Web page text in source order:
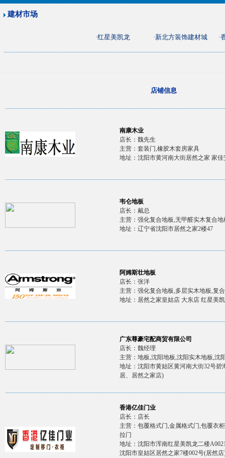
建材市场
·红星美凯龙 ·新北方装饰建材城 ·
店铺信息
南康木业
店长：魏先生
主营：套装门,橡胶木套房家具
地址：沈阳市黄河南大街居然之家 家佳
韦仑地板
店长：戴总
主营：强化复合地板,无甲醛实木复合
地址：辽宁省沈阳市居然之家2楼47
阿姆斯壮地板
店长：张洋
主营：强化复合地板,多层实木地板,复
地址：居然之家皇姑店 大东店 红星美
广东尊豪宅配商贸有限公司
店长：魏经理
主营：地板,沈阳地板,沈阳实木地板,沈
地址：沈阳市黄姑区黄河南大街32号碧
居、居然之家店)
香港亿佳门业
店长：店长
主营：包覆格式门,金属格式门,包覆衣
拉门
地址：沈阳市浑南红星美凯龙二楼
沈阳市皇姑区居然之家7楼002号(居然店